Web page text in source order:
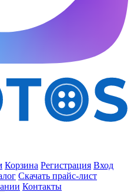
Корзина Регистрация Вход
Скачать прайс-лист
Контакты